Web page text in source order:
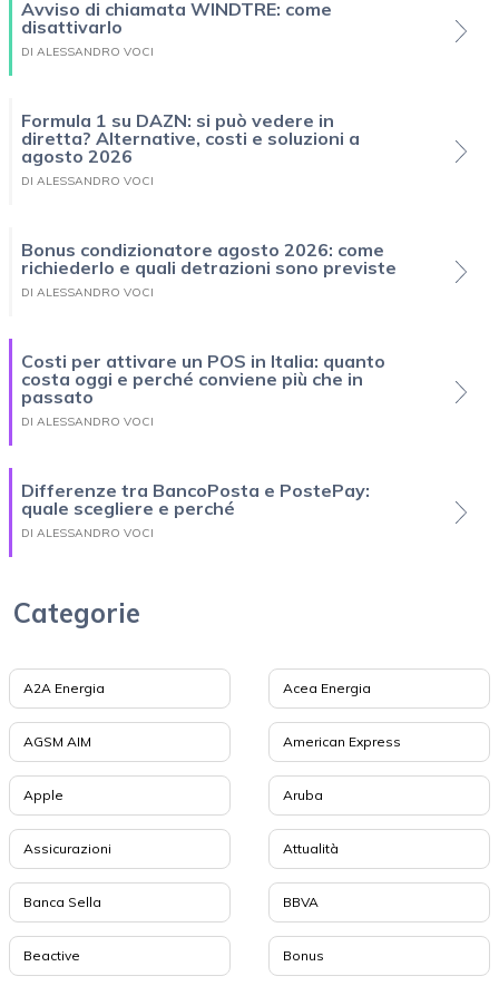
Avviso di chiamata WINDTRE: come
disattivarlo
DI ALESSANDRO VOCI
Formula 1 su DAZN: si può vedere in
diretta? Alternative, costi e soluzioni a
agosto 2026
DI ALESSANDRO VOCI
Bonus condizionatore agosto 2026: come
richiederlo e quali detrazioni sono previste
DI ALESSANDRO VOCI
Costi per attivare un POS in Italia: quanto
costa oggi e perché conviene più che in
passato
DI ALESSANDRO VOCI
Differenze tra BancoPosta e PostePay:
quale scegliere e perché
DI ALESSANDRO VOCI
Categorie
A2A Energia Acea Energia
AGSM AIM American Express
Apple Aruba
Assicurazioni Attualità
Banca Sella BBVA
Beactive Bonus